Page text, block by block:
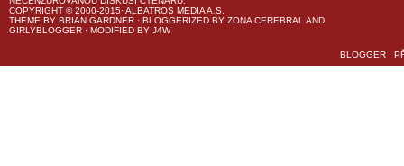
COPYRIGHT © 2000-2015· ALBATROS MEDIA A.S.
THEME BY BRIAN GARDNER · BLOGGERIZED BY ZONA CEREBRAL AND
GIRLYBLOGGER · MODIFIED BY J4W
BLOGGER ·